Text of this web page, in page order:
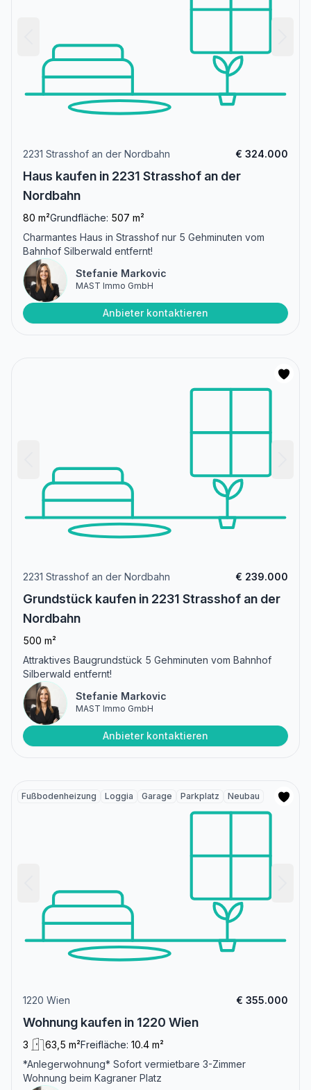
2231 Strasshof an der Nordbahn € 324.000
Haus kaufen in 2231 Strasshof an der
Nordbahn
80 m²Grundfläche: 507 m²
Charmantes Haus in Strasshof nur 5 Gehminuten vom
Bahnhof Silberwald entfernt!
Stefanie Markovic
MAST Immo GmbH
Anbieter kontaktieren
2231 Strasshof an der Nordbahn € 239.000
Grundstück kaufen in 2231 Strasshof an der
Nordbahn
500 m²
Attraktives Baugrundstück 5 Gehminuten vom Bahnhof
Silberwald entfernt!
Stefanie Markovic
MAST Immo GmbH
Anbieter kontaktieren
Fußbodenheizung Loggia Garage Parkplatz Neubau
1220 Wien € 355.000
Wohnung kaufen in 1220 Wien
3 63,5 m²Freifläche: 10.4 m²
*Anlegerwohnung* Sofort vermietbare 3-Zimmer
Wohnung beim Kagraner Platz